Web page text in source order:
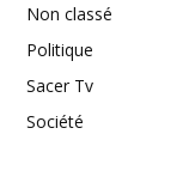
Non classé
Politique
Sacer Tv
Société